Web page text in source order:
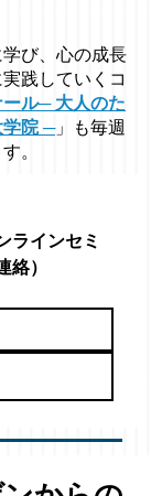
び、心の成長
践していくコ
ル─ 大人のた
学院 ─」も毎週
。
ラインセミ
）